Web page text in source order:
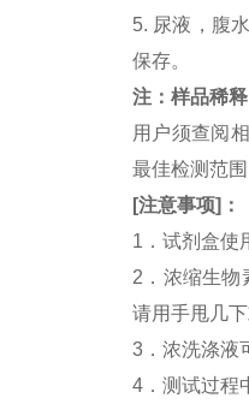
5. 尿液，腹
保存。
注：样品稀
用户须查阅
最佳检测范
[注意事项] ：
1．试剂盒使
2．浓缩生物
请用手甩几
3．浓洗涤液
4．测试过程